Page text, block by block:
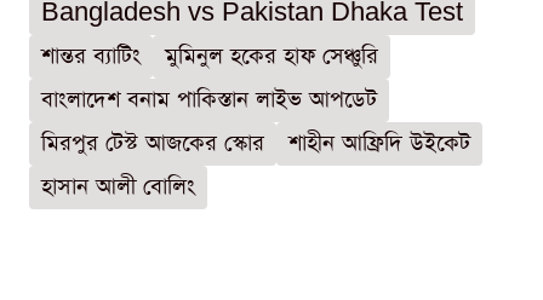
Bangladesh vs Pakistan Dhaka Test
শান্তর ব্যাটিং
মুমিনুল হকের হাফ সেঞ্চুরি
বাংলাদেশ বনাম পাকিস্তান লাইভ আপডেট
মিরপুর টেস্ট আজকের স্কোর
শাহীন আফ্রিদি উইকেট
হাসান আলী বোলিং